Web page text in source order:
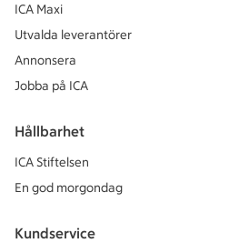
ICA Maxi
Utvalda leverantörer
Annonsera
Jobba på ICA
Hållbarhet
ICA Stiftelsen
En god morgondag
Kundservice